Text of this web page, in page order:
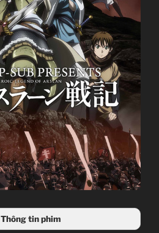
Thông tin phim